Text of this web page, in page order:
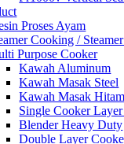
Proses Ayam
Cooking /
Purpose Cooker
Kawah Aluminum
Kawah Masak Steel
Kawah Masak Hitam
Single Cooker
Blender Heavy Duty
Double Layer